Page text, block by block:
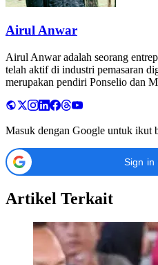
Airul Anwar
Airul Anwar adalah seorang
telah aktif di industri pemasaran
merupakan pendiri Ponselio dan
Masuk dengan Google untuk ikut
Sign in
Artikel Terkait